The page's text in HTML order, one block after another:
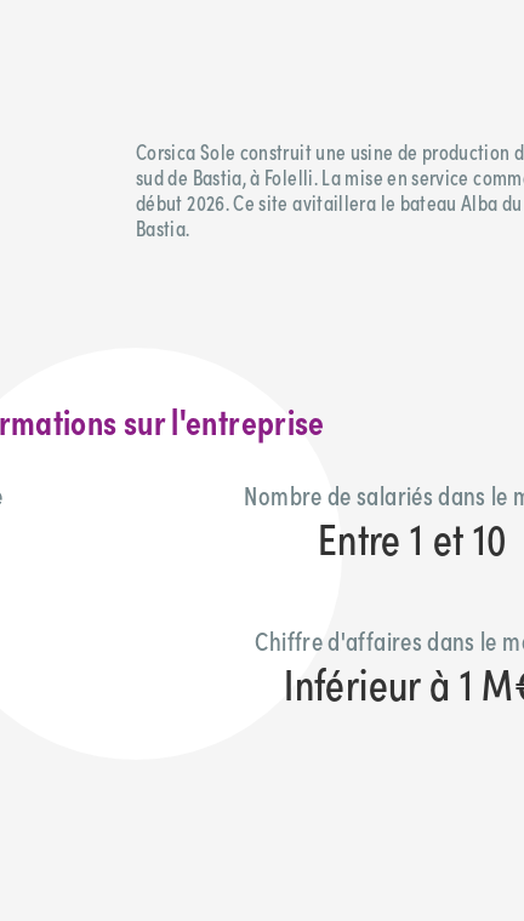
Corsica Sole construit une usine de production
sud de Bastia, à Folelli. La mise en service
début 2026. Ce site avitaillera le bateau Alba
Bastia.
sur l'entreprise
Nombre de salariés dans le
Entre 1 et 10
Chiffre d'affaires dans le
Inférieur à 1